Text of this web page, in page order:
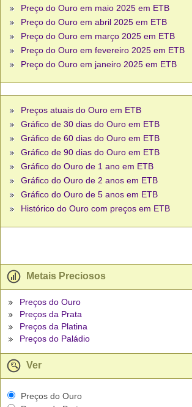
Preço do Ouro em maio 2025 em ETB
Preço do Ouro em abril 2025 em ETB
Preço do Ouro em março 2025 em ETB
Preço do Ouro em fevereiro 2025 em ETB
Preço do Ouro em janeiro 2025 em ETB
Preços atuais do Ouro em ETB
Gráfico de 30 dias do Ouro em ETB
Gráfico de 60 dias do Ouro em ETB
Gráfico de 90 dias do Ouro em ETB
Gráfico do Ouro de 1 ano em ETB
Gráfico do Ouro de 2 anos em ETB
Gráfico do Ouro de 5 anos em ETB
Histórico do Ouro com preços em ETB
Metais Preciosos
Preços do Ouro
Preços da Prata
Preços da Platina
Preços do Paládio
Ver
Preços do Ouro